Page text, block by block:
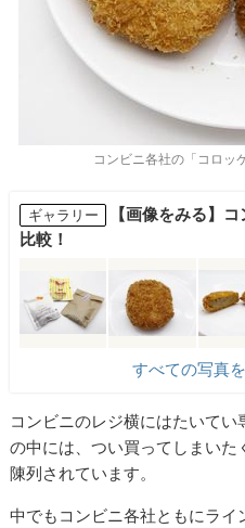
コンビニ各社の「コロッ
ギャラリー
【画像をみる】
比較！
すべての写真
コンビニのレジ横にはたいて
の中には、つい買ってしまい
陳列されています。
中でもコンビニ各社ともにラ